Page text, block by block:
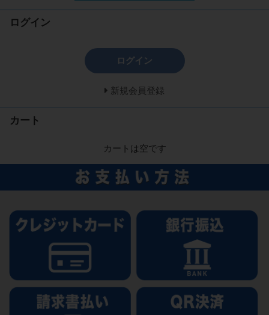
ログイン
ログイン
新規会員登録
カート
カートは空です